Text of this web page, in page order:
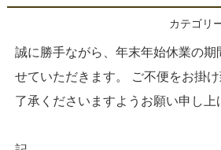
カテゴリ
誠に勝手ながら、年末年始休業の期
せていただきます。 ご不便をお掛
了承くださいますようお願い申し上